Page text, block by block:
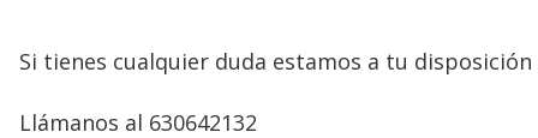
Si tienes cualquier duda estamos a tu disposición
Llámanos al 630642132